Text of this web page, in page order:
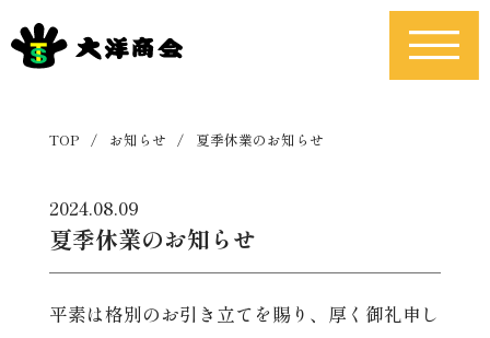
TOP / お知らせ / 夏季休業のお知らせ
2024.08.09
夏季休業のお知らせ
平素は格別のお引き立てを賜り、厚く御礼申し